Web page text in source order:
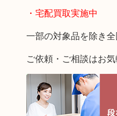
・宅配買取実施中
一部の対象品を除き
ご依頼・ご相談はお気